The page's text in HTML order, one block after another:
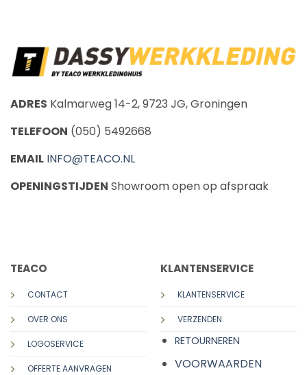
ADRES Kalmarweg 14-2, 9723 JG, Groningen
TELEFOON (050) 5492668
EMAIL INFO@TEACO.NL
OPENINGSTIJDEN Showroom open op afspraak
TEACO
CONTACT
OVER ONS
LOGOSERVICE
OFFERTE AANVRAGEN
KLANTENSERVICE
KLANTENSERVICE
VERZENDEN
RETOURNEREN
VOORWAARDEN